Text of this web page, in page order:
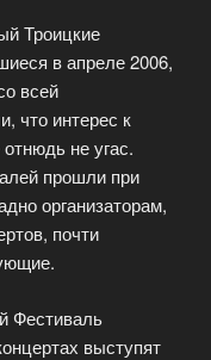
Троицкие
в апреле 2006,
всей
что интерес к
не угас.
прошли при
организаторам,
почти
Фестиваль
выступят